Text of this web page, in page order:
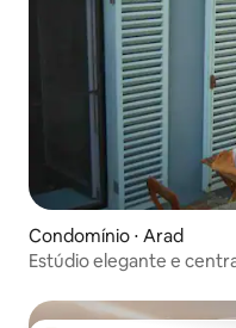
Condomínio ⋅ Arad
Estúdio elegante e